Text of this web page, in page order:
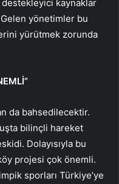
kaynaklar
yönetimler bu
yürütmek zorunda
da bahsedilecektir.
bilinçli hareket
Dolayısıyla bu
projesi çok önemli.
sporları Türkiye’ye